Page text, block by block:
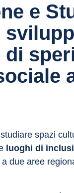
e
spazi
luoghi di
due aree